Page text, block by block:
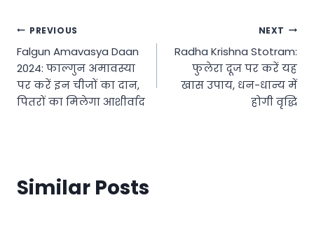
Post
navigation
PREVIOUS
Falgun Amavasya Daan
2024: फाल्गुन अमावस्या
पर करें इन चीजों का दान,
पितरों का मिलेगा आशीर्वाद
NEXT
Radha Krishna Stotram:
फुलेरा दूज पर करें यह
खास उपाय, धन-धान्य में
होगी वृद्धि
Similar Posts